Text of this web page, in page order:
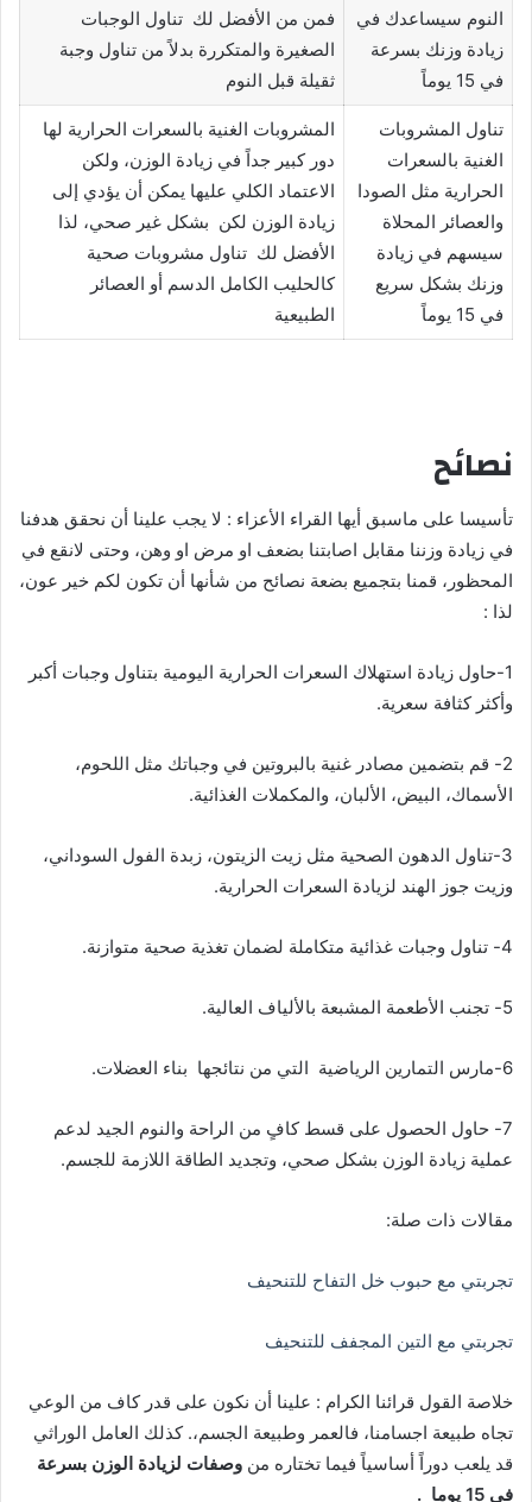
النوم سيساعدك في
زيادة وزنك بسرعة
في 15 يوماً
فمن من الأفضل لك تناول الوجبات
الصغيرة والمتكررة بدلاً من تناول وجبة
ثقيلة قبل النوم
تناول المشروبات
الغنية بالسعرات
الحرارية مثل الصودا
والعصائر المحلاة
سيسهم في زيادة
وزنك بشكل سريع
في 15 يوماً
المشروبات الغنية بالسعرات الحرارية لها
دور كبير جداً في زيادة الوزن، ولكن
الاعتماد الكلي عليها يمكن أن يؤدي إلى
زيادة الوزن لكن بشكل غير صحي، لذا
الأفضل لك تناول مشروبات صحية
كالحليب الكامل الدسم أو العصائر
الطبيعية
نصائح
تأسيسا على ماسبق أيها القراء الأعزاء : لا يجب علينا أن نحقق هدفنا
في زيادة وزننا مقابل اصابتنا بضعف او مرض او وهن، وحتى لانقع في
المحظور، قمنا بتجميع بضعة نصائح من شأنها أن تكون لكم خير عون،
لذا :
1-حاول زيادة استهلاك السعرات الحرارية اليومية بتناول وجبات أكبر
وأكثر كثافة سعرية.
2- قم بتضمين مصادر غنية بالبروتين في وجباتك مثل اللحوم،
الأسماك، البيض، الألبان، والمكملات الغذائية.
3-تناول الدهون الصحية مثل زيت الزيتون، زبدة الفول السوداني،
وزيت جوز الهند لزيادة السعرات الحرارية.
4- تناول وجبات غذائية متكاملة لضمان تغذية صحية متوازنة.
5- تجنب الأطعمة المشبعة بالألياف العالية.
6-مارس التمارين الرياضية التي من نتائجها بناء العضلات.
7- حاول الحصول على قسط كافٍ من الراحة والنوم الجيد لدعم
عملية زيادة الوزن بشكل صحي، وتجديد الطاقة اللازمة للجسم.
مقالات ذات صلة:
تجربتي مع حبوب خل التفاح للتنحيف
تجربتي مع التين المجفف للتنحيف
خلاصة القول قرائنا الكرام : علينا أن نكون على قدر كاف من الوعي
تجاه طبيعة اجسامنا، فالعمر وطبيعة الجسم،. كذلك العامل الوراثي
قد يلعب دوراً أساسياً فيما تختاره من وصفات لزيادة الوزن بسرعة
في 15 يوما
.